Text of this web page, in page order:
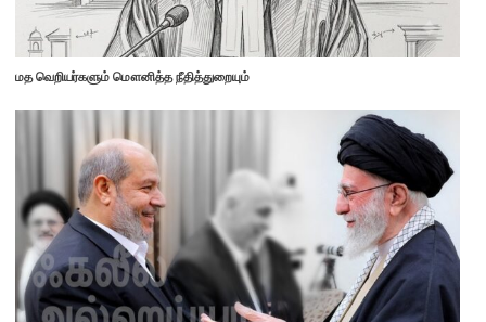
மத வெறியர்களும் மௌனித்த நீதித்துறையும்